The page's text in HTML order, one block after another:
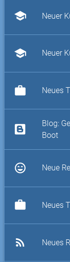
school Neuer
school Neuer
work Neues
Blog:
Boot
sentiment_very_satisfied Neue
work Neues
rss_feed Neues